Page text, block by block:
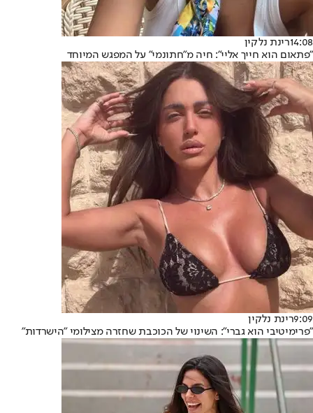
14:08רינת נלקין
"פתאום הוא חייך אליי": חיה מ"חתונמי" על המפגש המיוחד
9:09רינת נלקין
"פרימיטיבי הוא גברי": השינוי של הכוכבת שחזרה מצילומי "הישרדות"